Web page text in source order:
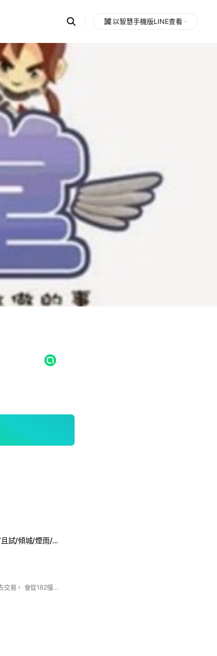
Search
OpenChats
messages
以智慧手機版LINE查看
蛇髮女-縱橫/月隱/且試/傾城/煙雨/逐鹿/星耀/長歌/星河/霜月/鯨吞/墨影/流雲（天下)
所有東西自己打自己去交易。 會從182慢慢更新上去 （決無鎖寶）